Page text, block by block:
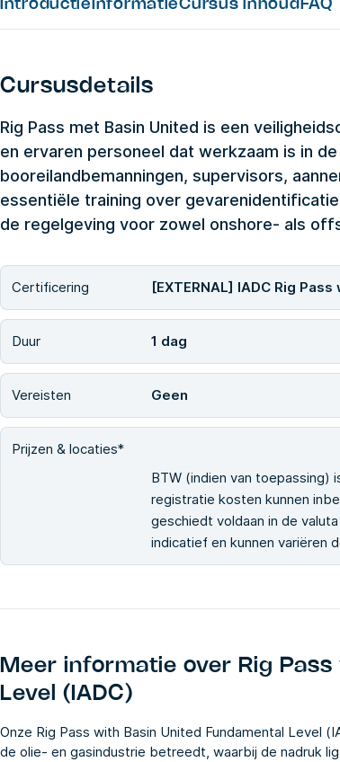
Introductie InformatieCursus inhoud FAQ
Cursusdetails
Rig Pass met Basin United is een
en ervaren personeel dat werkzaam is in
booreilandbemanningen, supervisors,
essentiële training over
de regelgeving voor zowel onshore- als
Certificering [EXTERNAL] IADC Rig
Duur 1 dag
Vereisten Geen
Prijzen & locaties*
BTW (indien van toepassing)
registratie kosten kunnen
geschiedt voldaan in de
indicatief en kunnen variëren
Meer informatie over Rig
Level (IADC)
Onze Rig Pass with Basin United Fundamental Level
de olie- en gasindustrie betreedt, waarbij de nadruk